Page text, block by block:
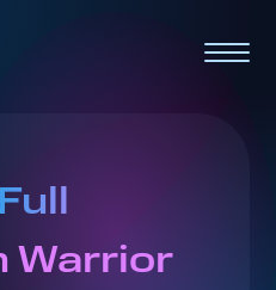
Warrior